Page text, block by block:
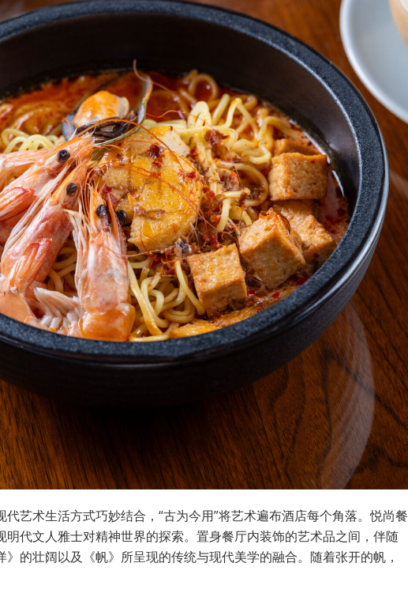
艺术生活方式巧妙结合，“古为今用”将艺术遍布酒店每个角落。悦尚餐
明代文人雅士对精神世界的探索。置身餐厅内装饰的艺术品之间，伴随
的壮阔以及《帆》所呈现的传统与现代美学的融合。随着张开的帆，